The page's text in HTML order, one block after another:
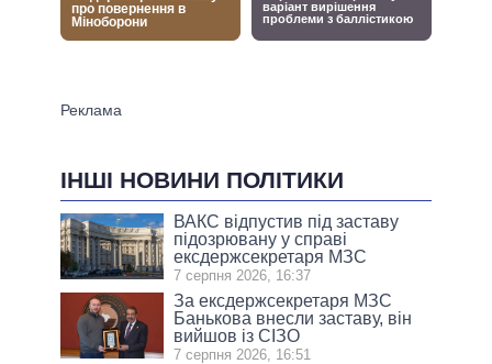
ІНШІ НОВИНИ ПОЛІТИКИ
ВАКС відпустив під заставу
підозрювану у справі
ексдержсекретаря МЗС
7 серпня 2026, 16:37
За ексдержсекретаря МЗС
Банькова внесли заставу, він
вийшов із СІЗО
7 серпня 2026, 16:51